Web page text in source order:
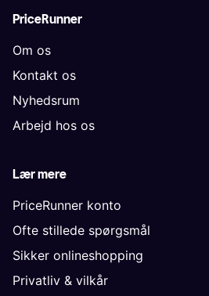
PriceRunner
Om os
Kontakt os
Nyhedsrum
Arbejd hos os
Lær mere
PriceRunner konto
Ofte stillede spørgsmål
Sikker onlineshopping
Privatliv & vilkår